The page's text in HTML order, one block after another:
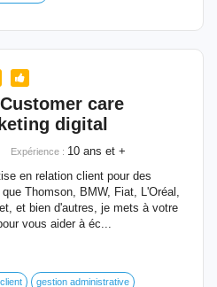
care
digital
Expérience : 10 ans et +
en relation client pour des
Thomson, BMW, Fiat, L'Oréal,
et bien d'autres, je mets à votre
vous aider à éc...
gestion administrative